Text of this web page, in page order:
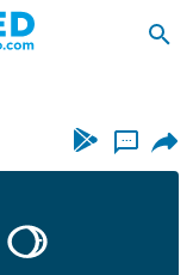
...